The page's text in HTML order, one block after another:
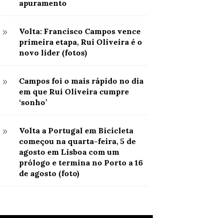
apuramento
9
Volta: Francisco Campos vence
primeira etapa, Rui Oliveira é o
novo líder (fotos)
9
Campos foi o mais rápido no dia
em que Rui Oliveira cumpre
‘sonho’
9
Volta a Portugal em Bicicleta
começou na quarta-feira, 5 de
agosto em Lisboa com um
prólogo e termina no Porto a 16
de agosto (foto)